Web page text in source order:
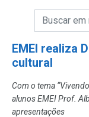
Campo de
EMEI realiza
cultural
Com o tema
alunos EMEI Prof.
apresentações